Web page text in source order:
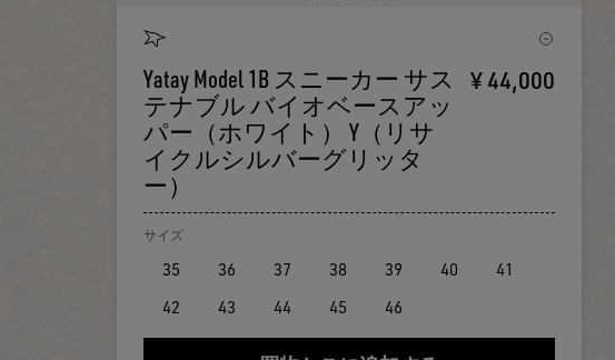
Yatay Model 1B スニーカー サス
テナブル バイオベースアッ
パー（ホワイト） Y（リサ
イクルシルバーグリッタ
ー）
¥ 44,000
サイズ
35 36 37 38 39 40
41
42
43 44 45 46